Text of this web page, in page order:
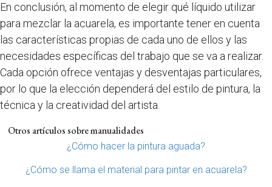
En conclusión, al momento de elegir qué líquido utilizar
para mezclar la acuarela, es importante tener en cuenta
las características propias de cada uno de ellos y las
necesidades específicas del trabajo que se va a realizar.
Cada opción ofrece ventajas y desventajas particulares,
por lo que la elección dependerá del estilo de pintura, la
técnica y la creatividad del artista.
Otros artículos sobre manualidades
¿Cómo hacer la pintura aguada?
¿Cómo se llama el material para pintar en acuarela?